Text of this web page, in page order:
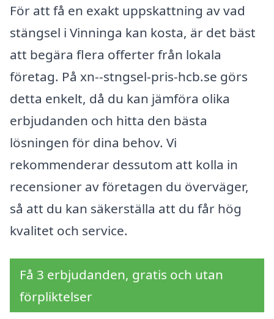
För att få en exakt uppskattning av vad
stängsel i Vinninga kan kosta, är det bäst
att begära flera offerter från lokala
företag. På xn--stngsel-pris-hcb.se görs
detta enkelt, då du kan jämföra olika
erbjudanden och hitta den bästa
lösningen för dina behov. Vi
rekommenderar dessutom att kolla in
recensioner av företagen du överväger,
så att du kan säkerställa att du får hög
kvalitet och service.
Få 3 erbjudanden, gratis och utan
förpliktelser